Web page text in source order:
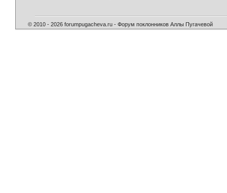
© 2010 - 2026 forumpugacheva.ru - Форум поклонников Аллы Пугачевой